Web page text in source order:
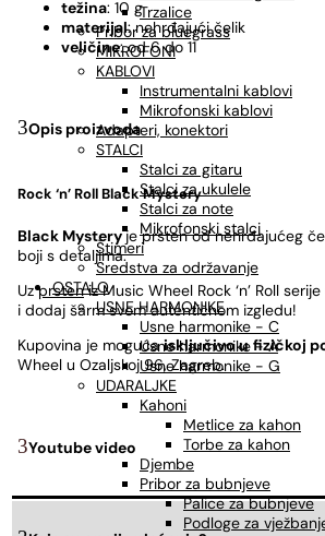
Trzalice
Pribor za bluegrass
MIKROFONI
KABLOVI
Instrumentalni kablovi
Mikrofonski kablovi
Adapteri, konektori
STALCI
Stalci za gitaru
Stalci za ukulele
Stalci za note
Mikrofonski stalci
Štimeri
Sredstva za održavanje
OSTALO
USNE HARMONIKE
Usne harmonike - C
Usne harmonike - A
Usne harmonike - G
UDARALJKE
Kahoni
Metlice za kahon
Torbe za kahon
Djembe
Pribor za bubnjeve
Palice za bubnjeve
Podloge za
težina: 10 g
materijal: nehrđajući čelik
veličine: od 6 do 11
Opis proizvoda
Rock ‘n’ RollBlack Mystery
Black Mysteryje prsten od nehrđajućeg
boji s detaljima.
Uzprsteniz Music Wheel Rock ‘n’ Roll
i dodaj šarm svom autentičnom izgledu!
Kupovina je mogućaisključivo u fizičkoj
Wheel u Ozaljskoj 96, Zagreb.
Youtube video